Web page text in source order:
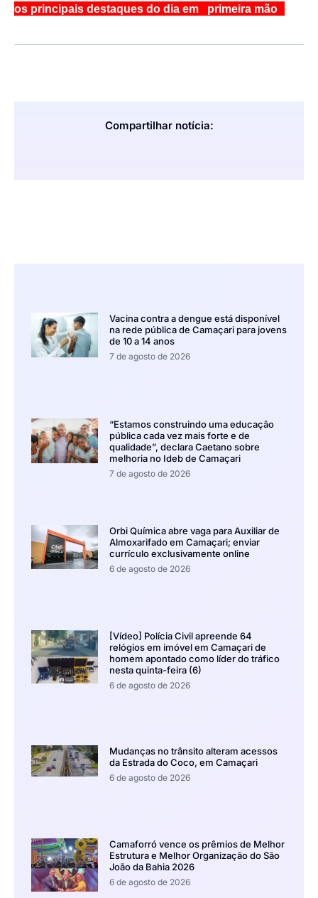
os principais destaques do dia em primeira mão
Compartilhar notícia:
Vacina contra a dengue está disponível
na rede pública de Camaçari para jovens
de 10 a 14 anos
7 de agosto de 2026
“Estamos construindo uma educação
pública cada vez mais forte e de
qualidade”, declara Caetano sobre
melhoria no Ideb de Camaçari
7 de agosto de 2026
Orbi Química abre vaga para Auxiliar de
Almoxarifado em Camaçari; enviar
currículo exclusivamente online
6 de agosto de 2026
[Vídeo] Polícia Civil apreende 64
relógios em imóvel em Camaçari de
homem apontado como líder do tráfico
nesta quinta-feira (6)
6 de agosto de 2026
Mudanças no trânsito alteram acessos
da Estrada do Coco, em Camaçari
6 de agosto de 2026
Camaforró vence os prêmios de Melhor
Estrutura e Melhor Organização do São
João da Bahia 2026
6 de agosto de 2026